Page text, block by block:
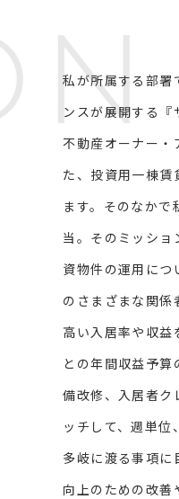
N
私が所属する部署
ンスが展開する『
不動産オーナー・
た、投資用一棟賃
ます。そのなかで
当。そのミッショ
資物件の運用につ
のさまざまな関係
高い入居率や収益
との年間収益予
備改修、入居者ク
ッチして、週単位
多岐に渡る事項に
向上のための改善